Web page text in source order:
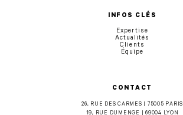
CONTACT
26, RUE DES CARMES | 75005 PARIS
19, RUE DUMENGE | 69004 LYON
INFOS CLÉS
Expertise
Actualités
Clients
Équipe